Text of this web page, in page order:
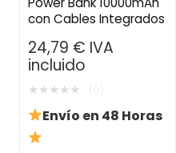
con Cables Integrados
24,79 € IVA
incluido
★★★★★
Envío en 48 Horas